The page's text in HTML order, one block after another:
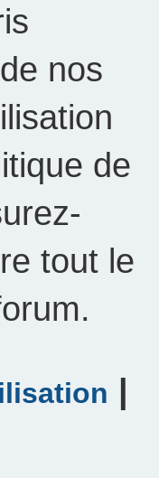
nos
de
tout le
|